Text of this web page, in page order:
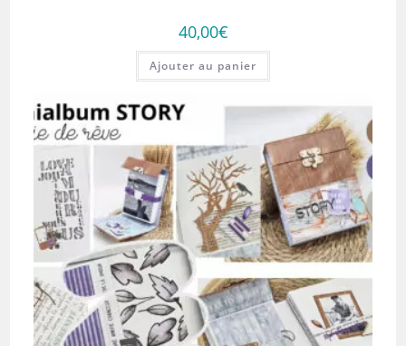
40,00€
Ajouter au panier